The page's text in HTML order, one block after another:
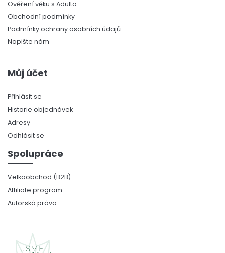
Ověření věku s Adulto
Obchodní podmínky
Podmínky ochrany osobních údajů
Napište nám
Můj účet
Přihlásit se
Historie objednávek
Adresy
Odhlásit se
Spolupráce
Velkoobchod (B2B)
Affiliate program
Autorská práva